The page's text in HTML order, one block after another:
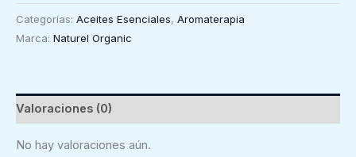
cantidad
Categorías: Aceites Esenciales, Aromaterapia
Marca: Naturel Organic
Valoraciones (0)
No hay valoraciones aún.